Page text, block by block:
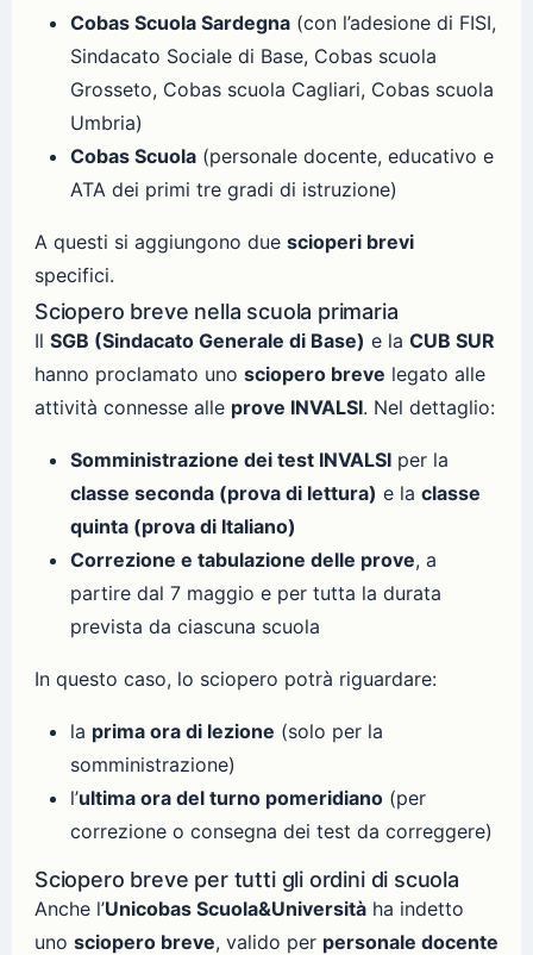
Cobas Scuola Sardegna (con l’adesione di FISI,
Sindacato Sociale di Base, Cobas scuola
Grosseto, Cobas scuola Cagliari, Cobas scuola
Umbria)
Cobas Scuola (personale docente, educativo e
ATA dei primi tre gradi di istruzione)
A questi si aggiungono due scioperi brevi
specifici.
Sciopero breve nella scuola primaria
Il SGB (Sindacato Generale di Base) e la CUB SUR
hanno proclamato uno sciopero breve legato alle
attività connesse alle prove INVALSI. Nel dettaglio:
Somministrazione dei test INVALSI per la
classe seconda (prova di lettura) e la classe
quinta (prova di Italiano)
Correzione e tabulazione delle prove, a
partire dal 7 maggio e per tutta la durata
prevista da ciascuna scuola
In questo caso, lo sciopero potrà riguardare:
la prima ora di lezione (solo per la
somministrazione)
l’ultima ora del turno pomeridiano (per
correzione o consegna dei test da correggere)
Sciopero breve per tutti gli ordini di scuola
Anche l’Unicobas Scuola&Università ha indetto
uno sciopero breve, valido per personale docente